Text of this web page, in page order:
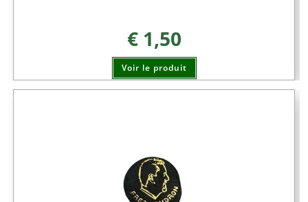
€1,50
Voir le produit